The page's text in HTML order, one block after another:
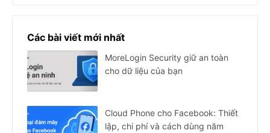
Các bài viết mới nhất
MoreLogin Security giữ an toàn
cho dữ liệu của bạn
Cloud Phone cho Facebook: Thiết
lập, chi phí và cách dùng năm